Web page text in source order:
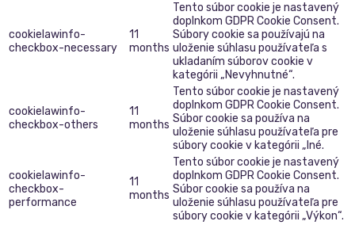
cookielawinfo-
checkbox-necessary
11
months
Tento súbor cookie je nastavený
doplnkom GDPR Cookie Consent.
Súbory cookie sa používajú na
uloženie súhlasu používateľa s
ukladaním súborov cookie v
kategórii „Nevyhnutné“.
cookielawinfo-
checkbox-others
11
months
Tento súbor cookie je nastavený
doplnkom GDPR Cookie Consent.
Súbor cookie sa používa na
uloženie súhlasu používateľa pre
súbory cookie v kategórii „Iné.
cookielawinfo-
checkbox-
performance
11
months
Tento súbor cookie je nastavený
doplnkom GDPR Cookie Consent.
Súbor cookie sa používa na
uloženie súhlasu používateľa pre
súbory cookie v kategórii „Výkon“.